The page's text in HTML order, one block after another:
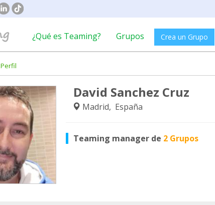
¿Qué es Teaming? Grupos Crea un Grupo
David Sanchez Cruz
Madrid, España
Teaming manager de 2 Grupos